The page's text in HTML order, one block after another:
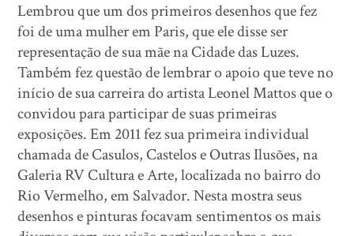
Lembrou que um dos primeiros desenhos que fez
foi de uma mulher em Paris, que ele disse ser
representação de sua mãe na Cidade das Luzes.
Também fez questão de lembrar o apoio que teve no
início de sua carreira do artista Leonel Mattos que o
convidou para participar de suas primeiras
exposições. Em 2011 fez sua primeira individual
chamada de Casulos, Castelos e Outras Ilusões, na
Galeria RV Cultura e Arte, localizada no bairro do
Rio Vermelho, em Salvador. Nesta mostra seus
desenhos e pinturas focavam sentimentos os mais